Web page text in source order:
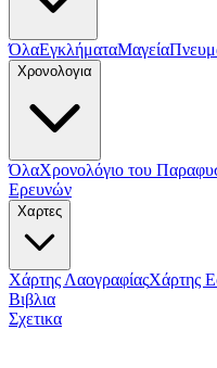
ΌλαΕγκλήματαΜαγεία
Χρονολογια
ΌλαΧρονολόγιο του
Ερευνών
Χαρτες
Χάρτης ΛαογραφίαςΧάρτης
Βιβλια
Σχετικα